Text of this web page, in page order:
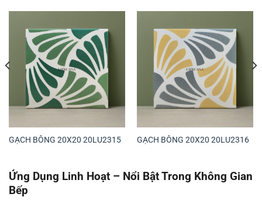
GẠCH BÔNG 20X20 20LU2315 GẠCH BÔNG 20X20 20LU2316
Ứng Dụng Linh Hoạt – Nổi Bật Trong Không Gian
Bếp